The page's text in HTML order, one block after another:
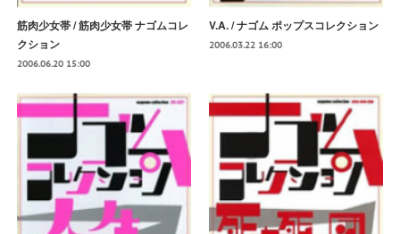
筋肉少女帯 / 筋肉少女帯 ナゴムコレ
クション
2006.06.20 15:00
V.A. / ナゴム ポップスコレクション
2006.03.22 16:00